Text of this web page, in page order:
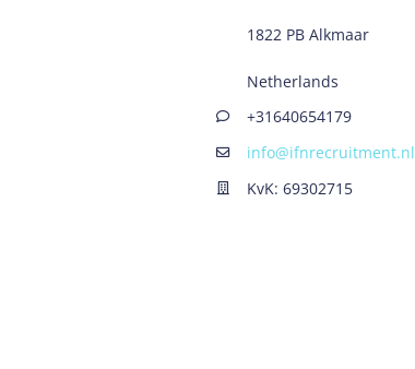
1822 PB Alkmaar
Netherlands
+31640654179
info@ifnrecruitment.nl
KvK: 69302715